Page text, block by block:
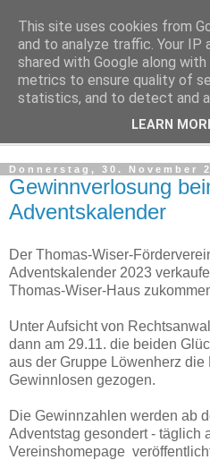
Notizen aus der nördlichsten
Donnerstag, 30. November
Gewinnverlosung
Adventskalender
Der Thomas-Wiser-
Adventskalender 2023
Thomas-Wiser-Haus
Unter Aufsicht von
dann am 29.11. die beiden
aus der Gruppe Löwenherz die
Gewinnlosen gezogen.
Die Gewinnzahlen werden ab
Adventstag gesondert - täglich
Vereinshomepage
This site uses cookies from
and to analyze traffic. Your IP
shared with Google along
metrics to ensure quality of
statistics, and to detect and
LEARN